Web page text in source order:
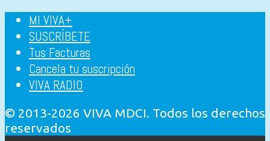
MI VIVA+
SUSCRÍBETE
Tus Facturas
Cancela tu suscripción
VIVA RADIO
© 2013-2026 VIVA MDCI. Todos los derechos
reservados